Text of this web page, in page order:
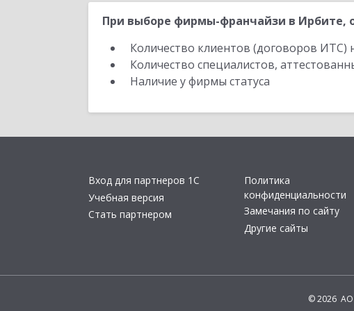
При выборе фирмы-франчайзи в Ирбите,
Количество клиентов (договоров
Количество специалистов,
Наличие у фирмы статуса
Вход для партнеров 1С
Учебная версия
Стать партнером
Политика
конфиденциальности
Замечания по сайту
Другие сайты
© 2026 АО